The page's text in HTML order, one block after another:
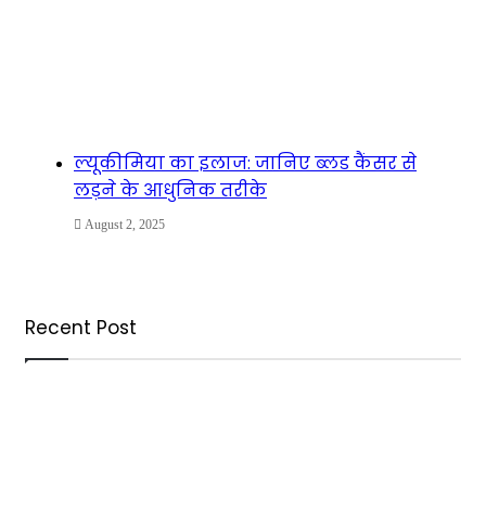
ल्यूकीमिया का इलाज: जानिए ब्लड कैंसर से
लड़ने के आधुनिक तरीके
August 2, 2025
Recent Post